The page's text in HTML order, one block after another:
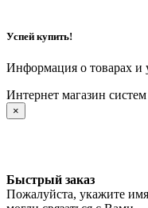
Успей купить!
Информация о товарах и
Интернет магазин
×
Быстрый заказ
Пожалуйста, укажите